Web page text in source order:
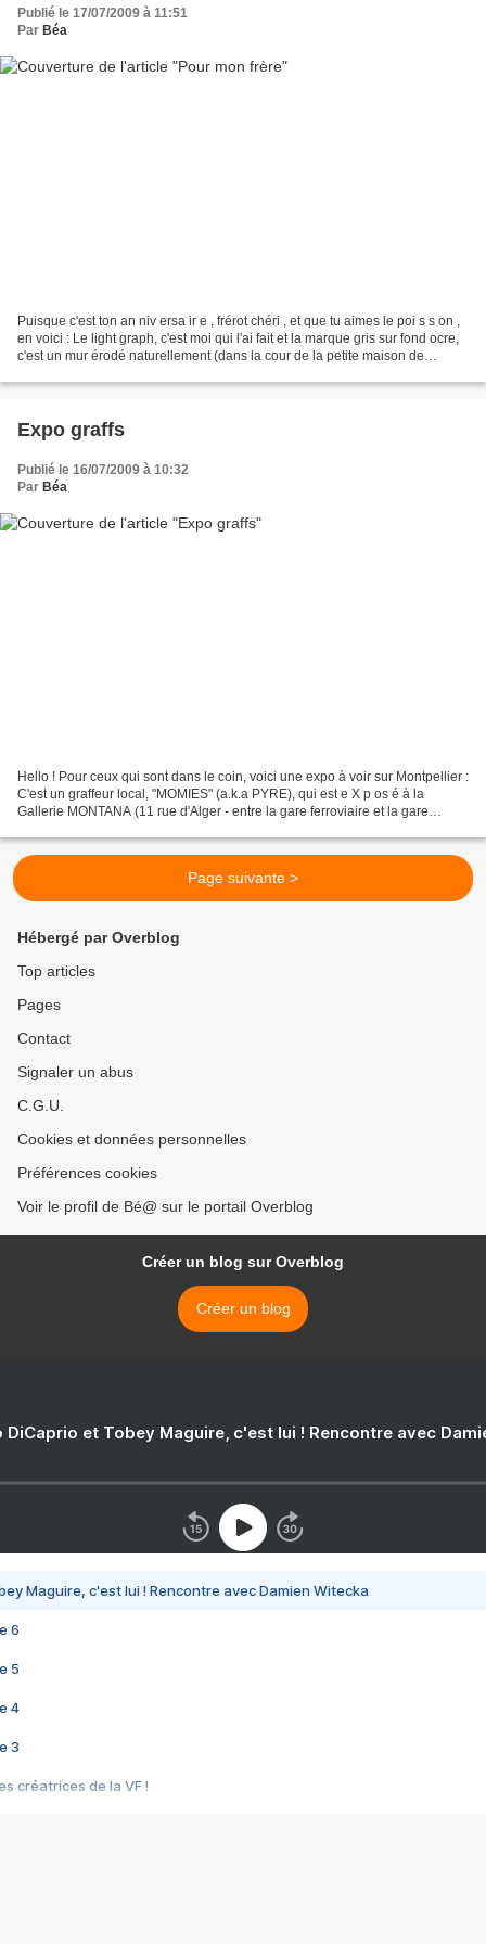
Publié le 17/07/2009 à 11:51
Par Béa
Puisque c'est ton an niv ersa ir e , frérot chéri , et que tu aimes le poi s s on ,
en voici : Le light graph, c'est moi qui l'ai fait et la marque gris sur fond ocre,
c'est un mur érodé naturellement (dans la cour de la petite maison de
Expo graffs
Publié le 16/07/2009 à 10:32
Par Béa
Hello ! Pour ceux qui sont dans le coin, voici une expo à voir sur Montpellier :
C'est un graffeur local, "MOMIES" (a.k.a PYRE), qui est e X p os é à la
Gallerie MONTANA (11 rue d'Alger - entre la gare ferroviaire et la gare
Page suivante >
Hébergé par Overblog
Top articles
Pages
Contact
Signaler un abus
C.G.U.
Cookies et données personnelles
Préférences cookies
Voir le profil de Bé@ sur le portail Overblog
Créer un blog sur Overblog
Créer un blog
DiCaprio et Tobey Maguire, c'est lui ! Rencontre avec
Maguire, c'est lui ! Rencontre avec Damien Witecka
6
5
4
3
créatrices de la VF !